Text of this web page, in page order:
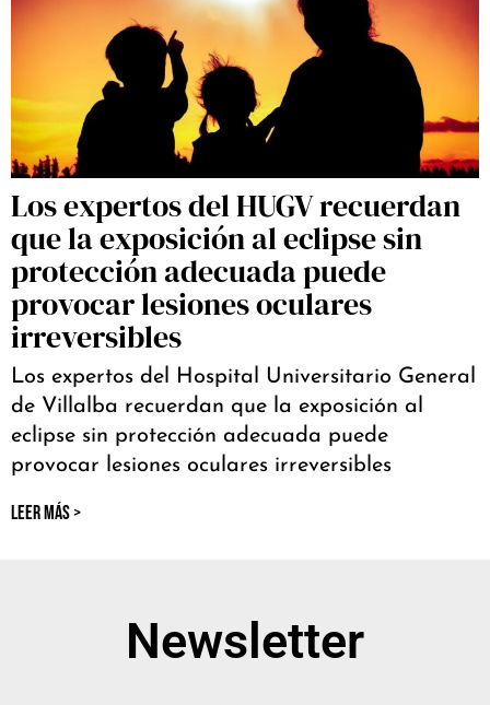
Los expertos del HUGV recuerdan
que la exposición al eclipse sin
protección adecuada puede
provocar lesiones oculares
irreversibles
Los expertos del Hospital Universitario General
de Villalba recuerdan que la exposición al
eclipse sin protección adecuada puede
provocar lesiones oculares irreversibles
LEER MÁS >
Newsletter